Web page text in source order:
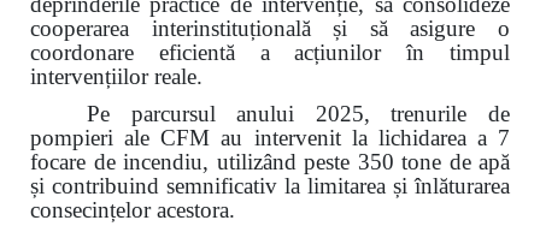
cooperarea interinstituțională și să asigure o
coordonare eficientă a acțiunilor în timpul
intervențiilor reale.
Pe parcursul anului 2025, trenurile de
pompieri ale CFM au intervenit la lichidarea a 7
focare de incendiu, utilizând peste 350 tone de apă
și contribuind semnificativ la limitarea și înlăturarea
consecințelor acestora.